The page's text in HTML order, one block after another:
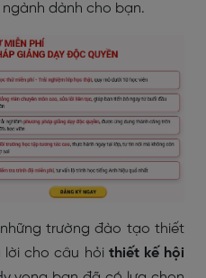
dành cho bạn.
trường đào tạo thiết
lời cho câu hỏi thiết kế hội